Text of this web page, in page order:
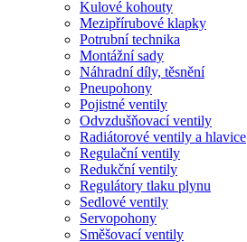
Kulové kohouty
Mezipřírubové klapky
Potrubní technika
Montážní sady
Náhradní díly, těsnění
Pneupohony
Pojistné ventily
Odvzdušňovací ventily
Radiátorové ventily a hlavice
Regulační ventily
Redukční ventily
Regulátory tlaku plynu
Sedlové ventily
Servopohony
Směšovací ventily